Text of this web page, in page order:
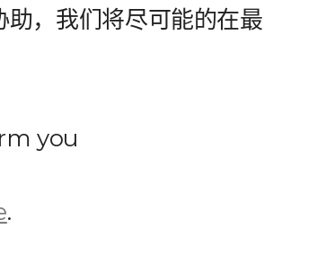
，我们将尽可能的在最
you
.